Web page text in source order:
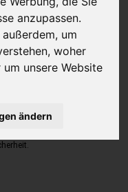
anzupassen.
um
woher
unsere Website
ändern
Autos inklusive der
werden nicht mit Dritten